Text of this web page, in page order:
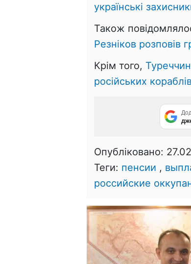
українські
Також
Резніков розповів
Крім того,
російських
Опубліковано:
Теги: пенсии ,
российские